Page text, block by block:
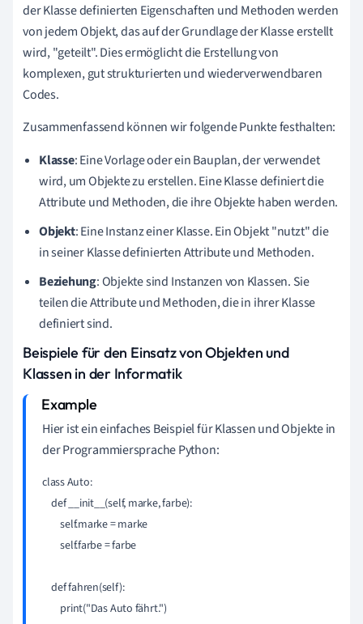
der Klasse definierten Eigenschaften und Methoden werden
von jedem Objekt, das auf der Grundlage der Klasse erstellt
wird, "geteilt". Dies ermöglicht die Erstellung von
komplexen, gut strukturierten und wiederverwendbaren
Codes.
Zusammenfassend können wir folgende Punkte festhalten:
Klasse: Eine Vorlage oder ein Bauplan, der verwendet
wird, um Objekte zu erstellen. Eine Klasse definiert die
Attribute und Methoden, die ihre Objekte haben werden.
Objekt: Eine Instanz einer Klasse. Ein Objekt "nutzt" die
in seiner Klasse definierten Attribute und Methoden.
Beziehung: Objekte sind Instanzen von Klassen. Sie
teilen die Attribute und Methoden, die in ihrer Klasse
definiert sind.
Beispiele für den Einsatz von Objekten und
Klassen in der Informatik
Hier ist ein einfaches Beispiel für Klassen und Objekte in
der Programmiersprache Python:
class Auto:
    def __init__(self, marke, farbe):
        self.marke = marke
        self.farbe = farbe
    def fahren(self):
        print("Das Auto fährt.")